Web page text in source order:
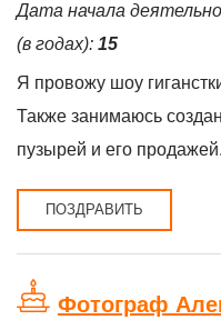
Дата начала
(в годах): 15
Я провожу шоу
Также занимаюсь
пузырей и его продажей.
ПОЗДРАВИТЬ
Фотограф